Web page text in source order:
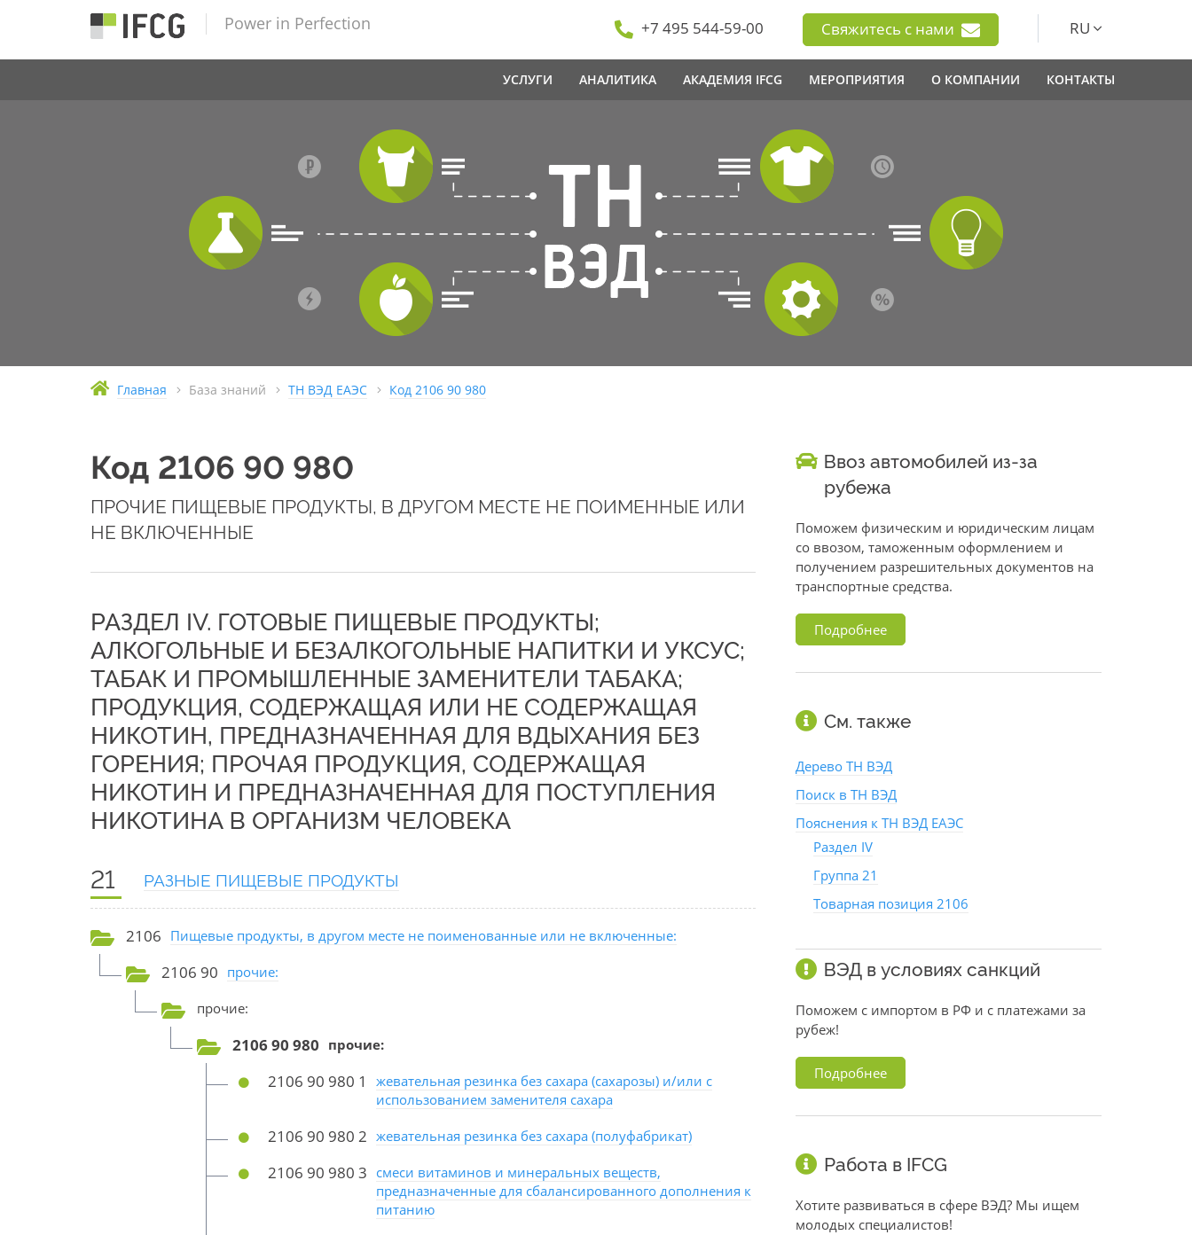
Power in Perfection +7 495 544-59-00 Свяжитесь с нами RU
УСЛУГИ АНАЛИТИКА АКАДЕМИЯ IFCG МЕРОПРИЯТИЯ О КОМПАНИИ КОНТАКТЫ
Главная База знаний ТН ВЭД ЕАЭС Код 2106 90 980
Код 2106 90 980
ПРОЧИЕ ПИЩЕВЫЕ ПРОДУКТЫ, В ДРУГОМ МЕСТЕ НЕ ПОИМЕННЫЕ ИЛИ
НЕ ВКЛЮЧЕННЫЕ
РАЗДЕЛ IV. ГОТОВЫЕ ПИЩЕВЫЕ ПРОДУКТЫ;
АЛКОГОЛЬНЫЕ И БЕЗАЛКОГОЛЬНЫЕ НАПИТКИ И УКСУС;
ТАБАК И ПРОМЫШЛЕННЫЕ ЗАМЕНИТЕЛИ ТАБАКА;
ПРОДУКЦИЯ, СОДЕРЖАЩАЯ ИЛИ НЕ СОДЕРЖАЩАЯ
НИКОТИН, ПРЕДНАЗНАЧЕННАЯ ДЛЯ ВДЫХАНИЯ БЕЗ
ГОРЕНИЯ; ПРОЧАЯ ПРОДУКЦИЯ, СОДЕРЖАЩАЯ
НИКОТИН И ПРЕДНАЗНАЧЕННАЯ ДЛЯ ПОСТУПЛЕНИЯ
НИКОТИНА В ОРГАНИЗМ ЧЕЛОВЕКА
21 РАЗНЫЕ ПИЩЕВЫЕ ПРОДУКТЫ
2106 Пищевые продукты, в другом месте не поименованные или не включенные:
2106 90 прочие:
прочие:
2106 90 980 прочие:
2106 90 980 1
жевательная резинка без сахара (сахарозы) и/или с
использованием заменителя сахара
2106 90 980 2 жевательная резинка без сахара (полуфабрикат)
2106 90 980 3 смеси витаминов и минеральных веществ,
предназначенные для сбалансированного дополнения к
питанию
Ввоз автомобилей из-за
рубежа
Поможем физическим и юридическим лицам
со ввозом, таможенным оформлением и
получением разрешительных документов на
транспортные средства.
Подробнее
См. также
Дерево ТН ВЭД
Поиск в ТН ВЭД
Пояснения к ТН ВЭД ЕАЭС
Раздел IV
Группа 21
Товарная позиция 2106
ВЭД в условиях санкций
Поможем с импортом в РФ и с платежами за
рубеж!
Подробнее
Работа в IFCG
Хотите развиваться в сфере ВЭД? Мы ищем
молодых специалистов!